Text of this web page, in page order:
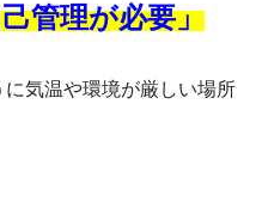
管理が必要」
気温や環境が厳しい場所